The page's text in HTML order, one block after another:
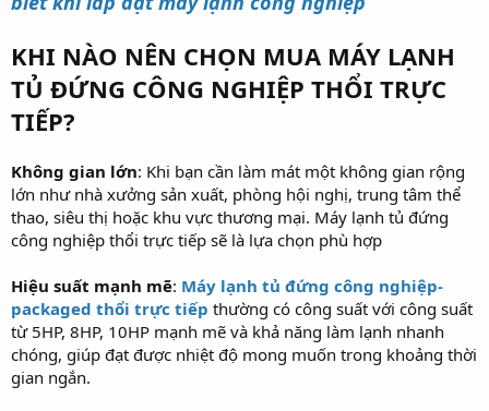
KHI NÀO NÊN CHỌN MUA MÁY LẠNH
TỦ ĐỨNG CÔNG NGHIỆP THỔI TRỰC
TIẾP?
Không gian lớn: Khi bạn cần làm mát một không gian rộng
lớn như nhà xưởng sản xuất, phòng hội nghị, trung tâm thể
thao, siêu thị hoặc khu vực thương mại. Máy lạnh tủ đứng
công nghiệp thổi trực tiếp sẽ là lựa chọn phù hợp
Hiệu suất mạnh mẽ: Máy lạnh tủ đứng công nghiệp-
packaged thổi trực tiếp thường có công suất với công suất
từ 5HP, 8HP, 10HP mạnh mẽ và khả năng làm lạnh nhanh
chóng, giúp đạt được nhiệt độ mong muốn trong khoảng thời
gian ngắn.